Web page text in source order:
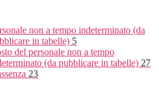
non a tempo indeterminato (da
in tabelle) 5
del personale non a tempo
(da pubblicare in tabelle) 27
23